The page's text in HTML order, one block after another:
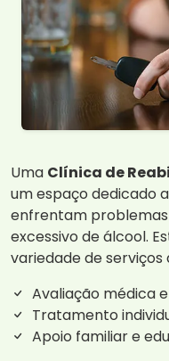
Uma Clínica de
um espaço dedicado
enfrentam
excessivo de álcool.
variedade de serviços
Avaliação médica
Tratamento
Apoio familiar e